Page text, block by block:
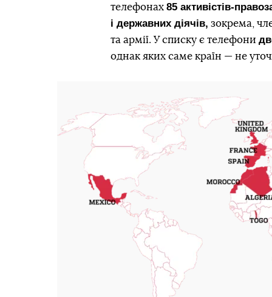
телефонах 85 активістів-
і державних діячів, зокрема,
та армії. У списку є телефони
однак яких саме країн — не